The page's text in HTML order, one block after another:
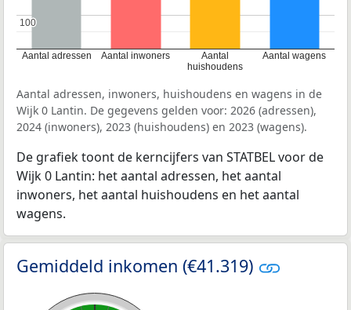
Aantal adressen Aantal inwoners
Aantal
huishoudens
Aantal wagens
100
100
Aantal adressen, inwoners, huishoudens en wagens in de
Wijk 0 Lantin. De gegevens gelden voor: 2026 (adressen),
2024 (inwoners), 2023 (huishoudens) en 2023 (wagens).
De grafiek toont de kerncijfers van STATBEL voor de
Wijk 0 Lantin: het aantal adressen, het aantal
inwoners, het aantal huishoudens en het aantal
wagens.
Gemiddeld inkomen (€41.319)